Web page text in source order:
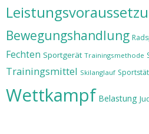
Bewegungshandlung
Fechten Sportgerät Trainingsmethode
Trainingsmittel Skilanglauf
Wettkampf Belastung